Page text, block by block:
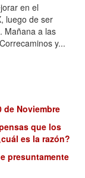
en el
luego de ser
Mañana a las
y...
de Noviembre
que los
es la razón?
presuntamente